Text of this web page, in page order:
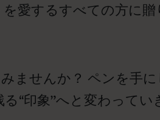
愛するすべての方に贈
ませんか？ ペンを手に
“印象”へと変わってい